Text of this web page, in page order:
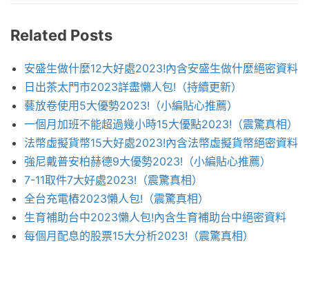
Related Posts
安盛生做什麼12大好處2023!內含安盛生做什麼絕密資料
日出茶太門市2023詳盡懶人包!（持續更新）
藝放卷使用5大優勢2023!（小編貼心推薦）
一個月加班不能超過幾小時15大優點2023!（震驚真相）
法幣虛擬貨幣15大好處2023!內含法幣虛擬貨幣絕密資料
強尼戴普安柏赫德9大優勢2023!（小編貼心推薦）
7-11取件7大好處2023!（震驚真相）
全台充電樁2023懶人包!（震驚真相）
生育補助台中2023懶人包!內含生育補助台中絕密資料
每個月配息的股票15大分析2023!（震驚真相）